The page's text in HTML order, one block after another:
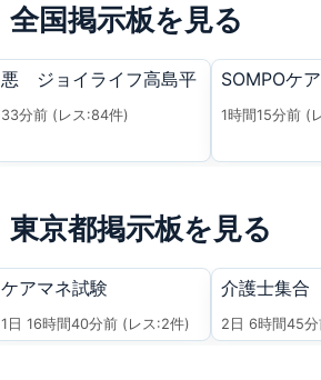
全国掲示板を見る
悪 ジョイライフ高島平
33分前 (レス:84件)
SOMPOケア
1時間15分前 (
東京都掲示板を見る
ケアマネ試験
1日 16時間40分前 (レス:2件)
介護士集合
2日 6時間45分